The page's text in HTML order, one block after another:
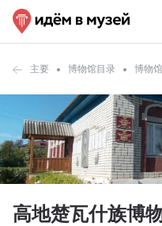
主要 博物馆目录 博物
高地楚瓦什族博